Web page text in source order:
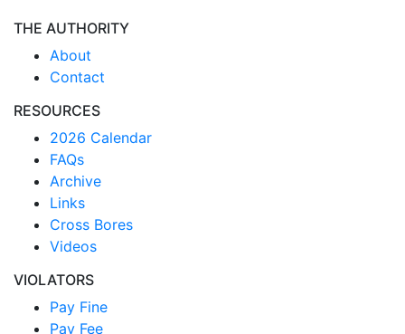
THE AUTHORITY
About
Contact
RESOURCES
2026 Calendar
FAQs
Archive
Links
Cross Bores
Videos
VIOLATORS
Pay Fine
Pay Fee